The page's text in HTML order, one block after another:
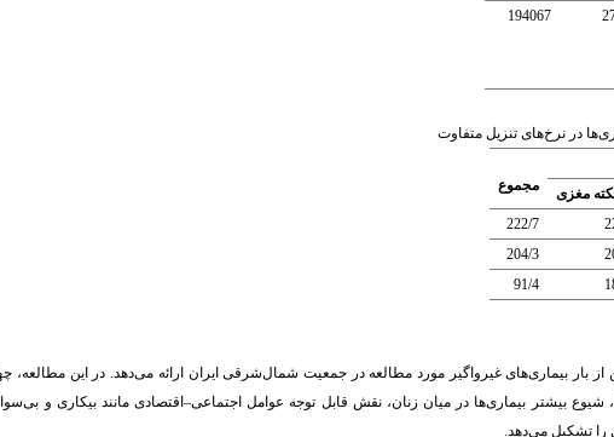
194067
در نرخ‌های تنزیل متفاوت
مجموع
مغزی
222/7
204/3
91/4
بار بیماری‌های غیرواگیر مورد مطالعه در جمعیت شمال‌شرقی ایران ارائه می‌دهد. در این مطالعه،
شیوع بیشتر بیماری‌ها در میان زنان، نقش قابل توجه عوامل اجتماعی–اقتصادی مانند بیکاری و